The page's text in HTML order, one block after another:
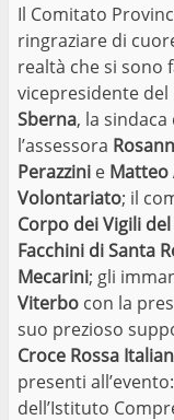
Il Comitato
ringraziare di
realtà che si sono
vicepresidente
Sberna, la
l’assessora
Perazzini e Matteo
Volontariato; il
Corpo dei Vigili
Facchini di Santa
Mecarini; gli
Viterbo con la
suo prezioso
Croce Rossa
presenti
dell’Istituto